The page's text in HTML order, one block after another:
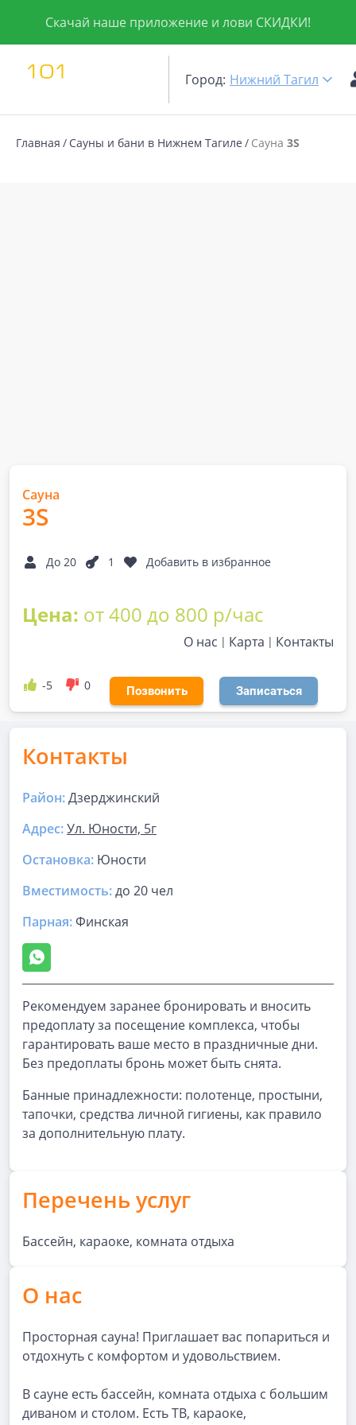
Скачай наше приложение и лови СКИДКИ!
Город: Нижний Тагил
Главная Сауны и бани в Нижнем Тагиле Сауна 3S
Сауна
3S
До 20 1 Добавить в избранное
Цена: от 400 до 800 р/час
О нас Карта Контакты
-5 0 Позвонить Записаться
Контакты
Район:Дзерджинский
Адрес:Ул. Юности, 5г
Остановка: Юности
Вместимость:до 20 чел
Парная:Финская
Рекомендуем заранее бронировать и вносить
предоплату за посещение комплекса, чтобы
гарантировать ваше место в праздничные дни.
Без предоплаты бронь может быть снята.
Банные принадлежности: полотенце, простыни,
тапочки, средства личной гигиены, как правило
за дополнительную плату.
Перечень услуг
Бассейн, караоке, комната отдыха
О нас
Просторная сауна! Приглашает вас попариться и
отдохнуть с комфортом и удовольствием.
В сауне есть бассейн, комната отдыха с большим
диваном и столом. Есть ТВ, караоке,